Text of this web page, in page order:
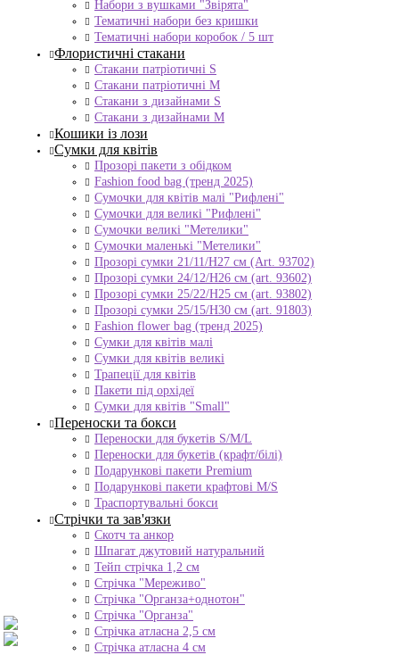
Набори з вушками "Звірята"
Тематичні набори без кришки
Тематичні набори коробок / 5 шт
Флористичні стакани
Стакани патріотичні S
Стакани патріотичні М
Стакани з дизайнами S
Стакани з дизайнами М
Кошики із лози
Сумки для квітів
Прозорі пакети з обідком
Fashion food bag (тренд 2025)
Сумочки для квітів малі "Рифлені"
Сумочки для великі "Рифлені"
Сумочки великі "Метелики"
Сумочки маленькі "Метелики"
Прозорі сумки 21/11/H27 см (Art. 93702)
Прозорі сумки 24/12/Н26 см (art. 93602)
Прозорі сумки 25/22/Н25 см (art. 93802)
Прозорі сумки 25/15/Н30 см (art. 91803)
Fashion flower bag (тренд 2025)
Сумки для квітів малі
Сумки для квітів великі
Трапеції для квітів
Пакети під орхідеї
Сумки для квітів "Small"
Переноски та бокси
Переноски для букетів S/M/L
Переноски для букетів (крафт/білі)
Подарункові пакети Premium
Подарункові пакети крафтові M/S
Траспортувальні бокси
Стрічки та зав'язки
Скотч та анкор
Шпагат джутовий натуральний
Тейп стрічка 1,2 см
Стрічка "Мереживо"
Стрічка "Органза+однотон"
Стрічка "Органза"
Стрічка атласна 2,5 см
Стрічка атласна 4 см